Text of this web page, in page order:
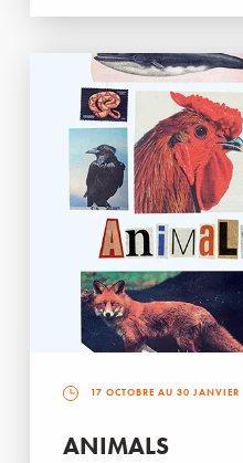
17 OCTOBRE AU 30 JANVIER
ANIMALS